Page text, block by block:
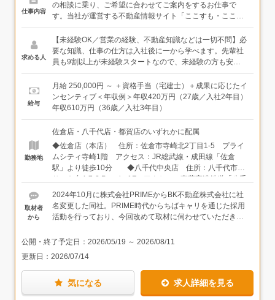
仕事内容
の相談に乗り、ご希望に合わせてご案内をするお仕事で
す。当社が運営する不動産情報サイト「ここすも・ここい
え」にご登録された会員様をはじめ、お問い合わせのあっ
たお客様に向けて、ヒアリング・ご提案を行う反響型スタ
イルとなります。＜仕事の流れ＞●会員様にご案内・お問
い合わせ対応ご希望の条件（予算・エリア・家族構成な
に、建売住宅・土地・中古住宅などをご提案。たとえ
ば、・駅チカ希望だけど、予算に限りがある→中古住宅＋
一部リフォームをご提案・建物を見て決めたい→建売住宅
り、リフォーム・リノベーション受注後は、建築部門に引
き継ぎます。また、不動産取引に必要な書類作成も、内勤
スタッフがサポートしています★ご提案エリアは、各店舗
（佐倉・八千代中央・都賀）の近隣エリア＜入社後は＞必
ず育成担当が付き、マンツーマンで業務をお教えします。
育成担当はもちろん、社内で一緒に働くスタッフ誰にでも
気軽に質問ができる環境です。まずは会員様に向けたご案
内（お電話など）から始めていき、来店予約が取れたら、
先輩と一緒に商談を経験していきます。当社では商談を想
案スキルを磨いていくことができます。★1年以上、長い
スパンでの育成を前提としています。じっくりと基盤をつ
くったうえで、成果につなげていけるようサポートしてい
きます。
求める人
【未経験OK／営業の経験、不動産知識などは一切不問】必
要な知識、仕事の仕方は入社後に一から学べます。先輩社
員も9割以上が未経験スタートなので、未経験の方も安心
して始められます！＜必須＞・普通自動車運転免許（AT限
定可）＜歓迎＞ ※必須ではありません。経験者の方は経
験を考慮した待遇でお迎えします。・不動産業界での経験
をお持ちの方・「宅地建物取引士」資格をお持ちの方
給与
月給 250,000円 ～ ＋資格手当（宅建士）＋成果に応じたイ
ンセンティブ＜年収例＞年収420万円（27歳／入社2年目）
年収610万円（36歳／入社3年目）
勤務地
佐倉店・八千代店・都賀店のいずれかに配属
◆佐倉店（本店） 住所：佐倉市寺崎北2丁目1-5 プライ
ムシティ寺崎1階 アクセス：JR総武線・成田線「佐倉
駅」より徒歩10分 ◆八千代中央店 住所：八千代市ゆ
りのき台4-7-2 Premier1F アクセス：東葉高速鉄道「八千
代中央駅」より徒歩5分 ◆都賀店 住所：千葉市若葉
区西都賀3丁目18−12 アクセス：JR総武本線「都賀駅」
より徒歩2分 ★自動車通勤OK（駐車場完備）
取材者
から
2024年10月に株式会社PRIMEからBK不動産株式会社に社
名変更した同社。PRIME時代からちばキャリを通じた採用
活動を行っており、今回改めて取材に伺わせていただきま
化すること、そしてその関係性をよりわかりやすくするこ
とが社名変更の背景にあるのだそう。実際に、グループで
建築部門と連携できる点はとても大きく、仲介営業でも、
仕入れ営業でも小回りの効いた対応・提案のしやすさにつ
公開・終了予定日： 2026/05/19 ～ 2026/08/11
更新日： 2026/07/14
気になる 求人詳細を見る